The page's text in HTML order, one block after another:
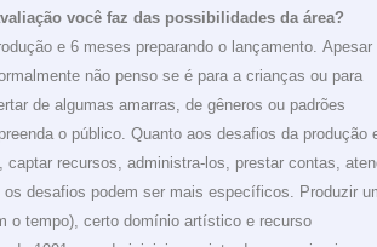
você faz das possibilidades da área?
e 6 meses preparando o lançamento. Apesar
não penso se é para a crianças ou para
de algumas amarras, de gêneros ou padrões
o público. Quanto aos desafios da produção
recursos, administra-los, prestar contas,
desafios podem ser mais específicos. Produzir
o tempo), certo domínio artístico e recurso